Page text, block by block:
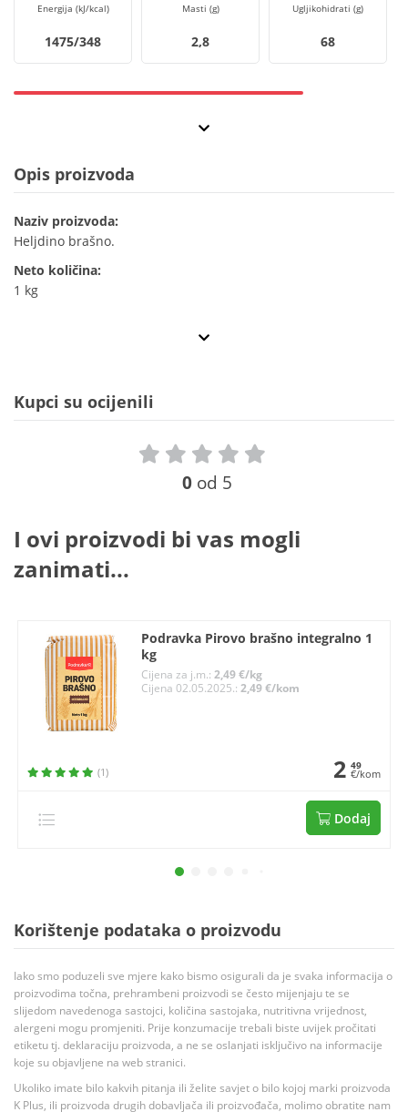
Energija (kJ/kcal)
1475/348
Masti (g)
2,8
Ugljikohidrati (g)
68
Opis proizvoda
Naziv proizvoda:
Heljdino brašno.
Neto količina:
1 kg
Kupci su ocijenili
0 od 5
I ovi proizvodi bi vas mogli
zanimati...
Podravka Pirovo brašno integralno 1
kg
Cijena za j.m.: 2,49 €/kg
Cijena 02.05.2025.: 2,49 €/kom
(1) 2 49
€/kom
Dodaj
Korištenje podataka o proizvodu
Iako smo poduzeli sve mjere kako bismo osigurali da je svaka informacija o
proizvodima točna, prehrambeni proizvodi se često mijenjaju te se
slijedom navedenoga sastojci, količina sastojaka, nutritivna vrijednost,
alergeni mogu promjeniti. Prije konzumacije trebali biste uvijek pročitati
etiketu tj. deklaraciju proizvoda, a ne se oslanjati isključivo na informacije
koje su objavljene na web stranici.
Ukoliko imate bilo kakvih pitanja ili želite savjet o bilo kojoj marki proizvoda
K Plus, ili proizvoda drugih dobavljača ili proizvođača, molimo obratite nam